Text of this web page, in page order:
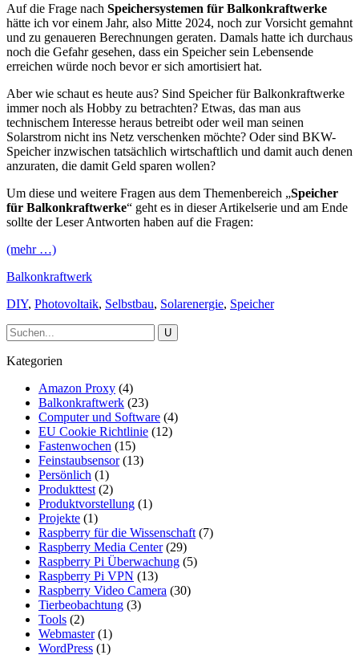
Auf die Frage nach Speichersystemen für Balkonkraftwerke
hätte ich vor einem Jahr, also Mitte 2024, noch zur Vorsicht gemahnt
und zu genaueren Berechnungen geraten. Damals hatte ich durchaus
noch die Gefahr gesehen, dass ein Speicher sein Lebensende
erreichen würde noch bevor er sich amortisiert hat.
Aber wie schaut es heute aus? Sind Speicher für Balkonkraftwerke
immer noch als Hobby zu betrachten? Etwas, das man aus
technischem Interesse heraus betreibt oder weil man seinen
Solarstrom nicht ins Netz verschenken möchte? Oder sind BKW-
Speicher inzwischen tatsächlich wirtschaftlich und damit auch denen
anzuraten, die damit Geld sparen wollen?
Um diese und weitere Fragen aus dem Themenbereich „Speicher
für Balkonkraftwerke“ geht es in dieser Artikelserie und am Ende
sollte der Leser Antworten haben auf die Fragen:
(mehr …)
Balkonkraftwerk
DIY, Photovoltaik, Selbstbau, Solarenergie, Speicher
Kategorien
Amazon Proxy (4)
Balkonkraftwerk (23)
Computer und Software (4)
EU Cookie Richtlinie (12)
Fastenwochen (15)
Feinstaubsensor(13)
Persönlich (1)
Produkttest (2)
Produktvorstellung (1)
Projekte (1)
Raspberry für die Wissenschaft (7)
Raspberry Media Center(29)
Raspberry Pi Überwachung (5)
Raspberry Pi VPN (13)
Raspberry Video Camera (30)
Tierbeobachtung (3)
Tools (2)
Webmaster(1)
WordPress (1)